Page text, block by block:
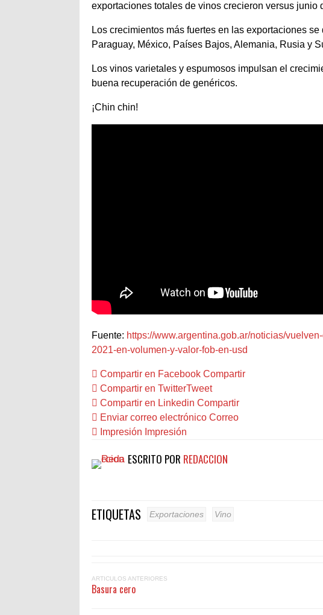
exportaciones totales de vinos crecieron versus junio
Los crecimientos más fuertes en las exportaciones
Paraguay, México, Países Bajos, Alemania, Rusia y
Los vinos varietales y espumosos impulsan el
buena recuperación de genéricos.
¡Chin chin!
Fuente: https://www.argentina.gob.ar/noticias/
2021-en-volumen-y-valor-fob-en-usd
Compartir en Facebook Compartir
Compartir en TwitterTweet
Compartir en Linkedin Compartir
Enviar correo electrónico Correo
Impresión Impresión
ESCRITO POR REDACCION
ETIQUETAS Exportaciones Vino
ARTICULOS ANTERIORES
Basura cero